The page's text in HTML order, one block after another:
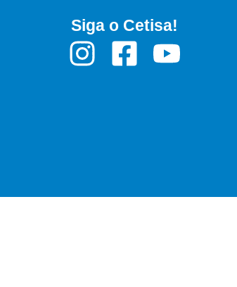
Siga o Cetisa!